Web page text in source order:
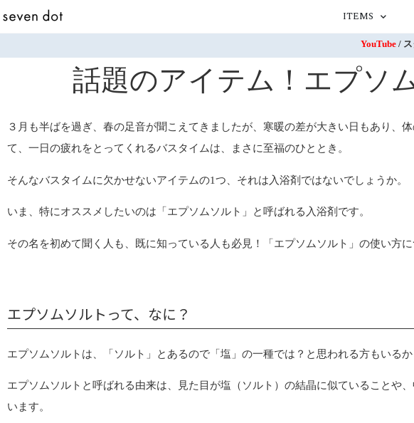
ITEMS
YouTube/ ス
話題のアイテム！エプソ
３月も半ばを過ぎ、春の足音が聞こえてきましたが、寒暖の差が大きい日もあり、
て、一日の疲れをとってくれるバスタイムは、まさに至福のひととき。
そんなバスタイムに欠かせないアイテムの1つ、それは入浴剤ではないでしょうか。
いま、特にオススメしたいのは「エプソムソルト」と呼ばれる入浴剤です。
その名を初めて聞く人も、既に知っている人も必見！「エプソムソルト」の使い方に
エプソムソルトって、なに？
エプソムソルトは、「ソルト」とあるので「塩」の一種では？と思われる方もいる
エプソムソルトと呼ばれる由来は、見た目が塩（ソルト）の結晶に似ていることや
います。